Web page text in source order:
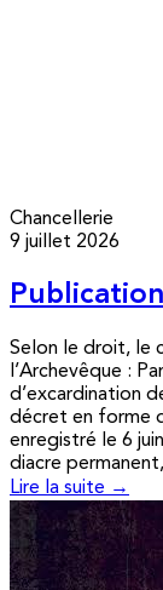
Chancellerie
9 juillet 2026
Selon le droit, le
l’Archevêque :
d’excardination
décret en forme
enregistré le 6
diacre
Lire la suite →